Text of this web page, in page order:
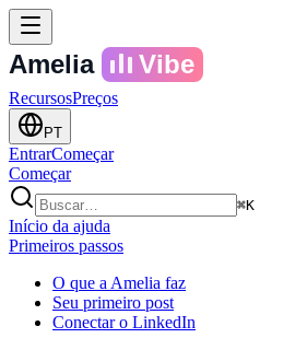
Amelia Vibe
RecursosPreços
PT
EntrarComeçar
Começar
⌘K
Início da ajuda
Primeiros passos
O que a Amelia faz
Seu primeiro post
Conectar o LinkedIn